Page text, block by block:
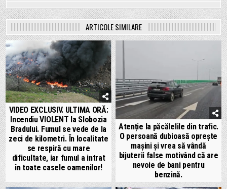
ARTICOLE SIMILARE
VIDEO EXCLUSIV. ULTIMA ORĂ:
Incendiu VIOLENT la Slobozia
Bradului. Fumul se vede de la
zeci de kilometri. În localitate
se respiră cu mare
dificultate, iar fumul a intrat
în toate casele oamenilor!
Atenție la păcălelile din trafic.
O persoană dubioasă oprește
mașini și vrea să vândă
bijuterii false motivând că are
nevoie de bani pentru
benzină.